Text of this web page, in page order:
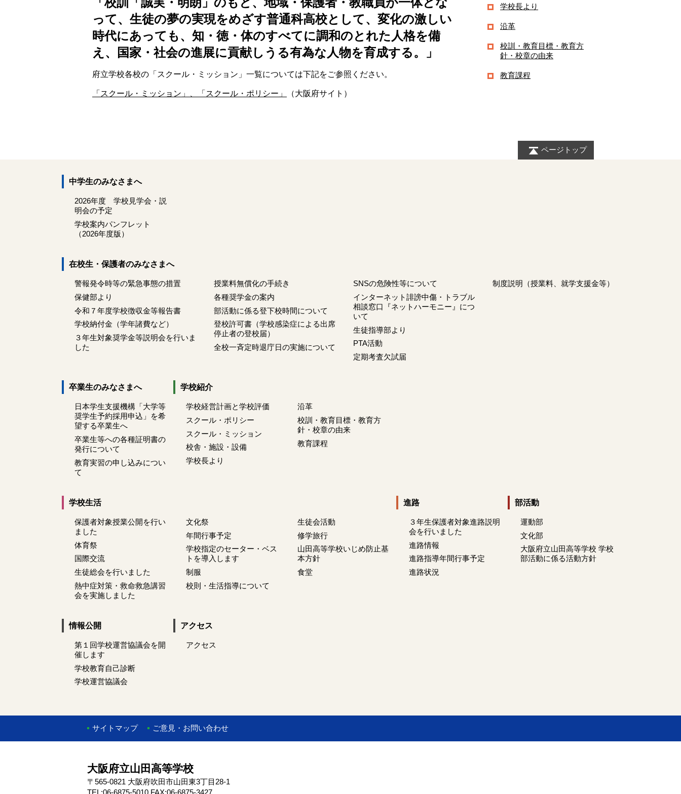
って、生徒の夢の実現をめざす普通科高校として、変化の激しい
時代にあっても、知・徳・体のすべてに調和のとれた人格を備
え、国家・社会の進展に貢献しうる有為な人物を育成する。」
府立学校各校の「スクール・ミッション」一覧については下記をご参照ください。
「スクール・ミッション」、「スクール・ポリシー」 （大阪府サイト）
学校長より
沿革
校訓・教育目標・教育方
針・校章の由来
教育課程
ページトップ
中学生のみなさまへ
2026年度 学校見学会・説
明会の予定
学校案内パンフレット
（2026年度版）
在校生・保護者のみなさまへ
警報発令時等の緊急事態の措置
保健部より
令和７年度学校徴収金等報告書
学校納付金（学年諸費など）
３年生対象奨学金等説明会を行いま
した
授業料無償化の手続き
各種奨学金の案内
部活動に係る登下校時間について
登校許可書（学校感染症による出席
停止者の登校届）
全校一斉定時退庁日の実施について
SNSの危険性等について
インターネット誹謗中傷・トラブル
相談窓口『ネットハーモニー』につ
いて
生徒指導部より
PTA活動
定期考査欠試届
制度説明（授業料、就学支援金等）
卒業生のみなさまへ
日本学生支援機構「大学等
奨学生予約採用申込」を希
望する卒業生へ
卒業生等への各種証明書の
発行について
教育実習の申し込みについ
て
学校紹介
学校経営計画と学校評価
スクール・ポリシー
スクール・ミッション
校舎・施設・設備
学校長より
沿革
校訓・教育目標・教育方
針・校章の由来
教育課程
学校生活
保護者対象授業公開を行い
ました
体育祭
国際交流
生徒総会を行いました
熱中症対策・救命救急講習
会を実施しました
文化祭
年間行事予定
学校指定のセーター・ベス
トを導入します
制服
校則・生活指導について
生徒会活動
修学旅行
山田高等学校いじめ防止基
本方針
食堂
進路
３年生保護者対象進路説明
会を行いました
進路情報
進路指導年間行事予定
進路状況
部活動
運動部
文化部
大阪府立山田高等学校 学校
部活動に係る活動方針
情報公開
第１回学校運営協議会を開
催します
学校教育自己診断
学校運営協議会
アクセス
アクセス
サイトマップ ご意見・お問い合わせ
大阪府立山田高等学校
〒565-0821 大阪府吹田市山田東3丁目28-1
TEL:06-6875-5010 FAX:06-6875-3427